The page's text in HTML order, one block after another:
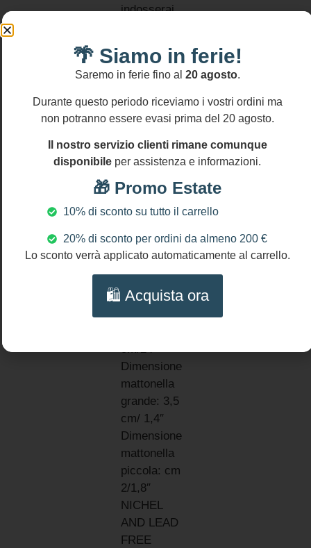
indosserai
gioiello!
Che aspetti
ad
acquistarlo!
MATERIALI:
Agata rossa
Ceramica di
Caltagirone
Corallo
Perle di
DIMENSIONI
Lunghezza
cm/24″
Dimensione
mattonella
grande: 3,5
cm/ 1,4″
Dimensione
mattonella
piccola: cm
2/1,8″
NICHEL
AND LEAD
FREE
resi
accettano
entro
14
🌴 Siamo in ferie!
Saremo in ferie fino al 20 agosto.
Durante questo periodo riceviamo i vostri ordini ma
non potranno essere evasi prima del 20 agosto.
Il nostro servizio clienti rimane comunque
disponibile per assistenza e informazioni.
🎁 Promo Estate
10% di sconto su tutto il carrello
20% di sconto per ordini da almeno 200 €
Lo sconto verrà applicato automaticamente al carrello.
🛍️ Acquista ora